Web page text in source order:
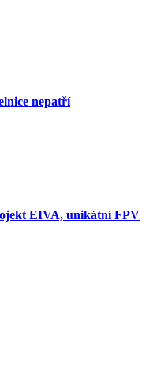
nepatří
EIVA, unikátní FPV